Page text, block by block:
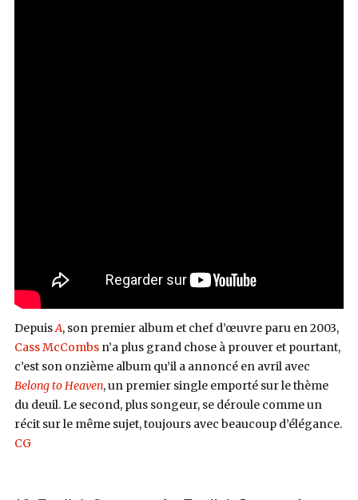
DepuisA, son premier album et chef d’œuvre paru en 2003,
Cass McCombsn’a plus grand chose à prouver et pourtant,
c’est son onzième album qu’il a annoncé en avril avec
Belong to Heaven, un premier single emporté sur le thème
du deuil. Le second, plus songeur, se déroule comme un
récit sur le même sujet, toujours avec beaucoup d’élégance.
CG